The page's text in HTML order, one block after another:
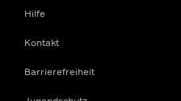
Hilfe
Kontakt
Barrierefreiheit